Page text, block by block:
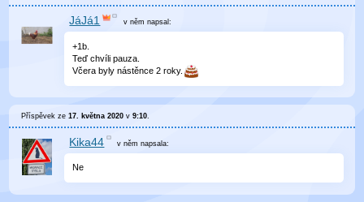
JáJá1 v něm napsal:
+1b.
Teď chvíli pauza.
Včera byly nástěnce 2 roky.
Příspěvek ze17. května 2020 v9:10
Kika44 v němnapsala:
Ne